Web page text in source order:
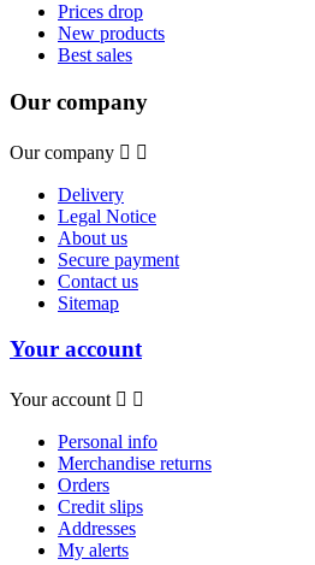
Prices drop
New products
Best sales
Our company
Our company  
Delivery
Legal Notice
About us
Secure payment
Contact us
Sitemap
Your account
Your account  
Personal info
Merchandise returns
Orders
Credit slips
Addresses
My alerts